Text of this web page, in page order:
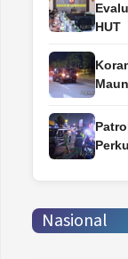
HUT
Nasional